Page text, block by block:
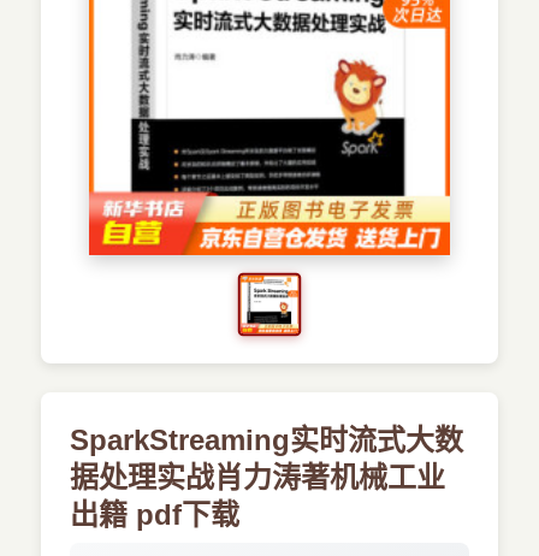
预订书籍
SparkStreaming实时流式大数
据处理实战肖力涛著机械工业
出籍 pdf下载